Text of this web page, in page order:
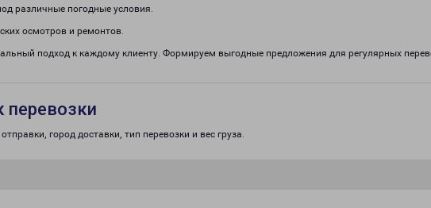
различные погодные условия.
осмотров и ремонтов.
подход к каждому клиенту. Формируем выгодные предложения для регулярных
перевозки
город доставки, тип перевозки и вес груза.